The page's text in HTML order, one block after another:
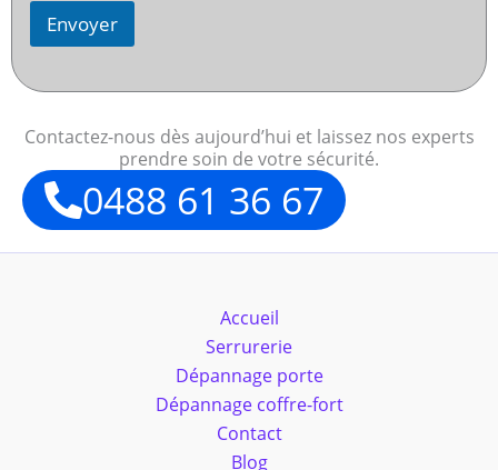
Envoyer
Contactez-nous dès aujourd’hui et laissez nos experts
prendre soin de votre sécurité.
0488 61 36 67
Accueil
Serrurerie
Dépannage porte
Dépannage coffre-fort
Contact
Blog